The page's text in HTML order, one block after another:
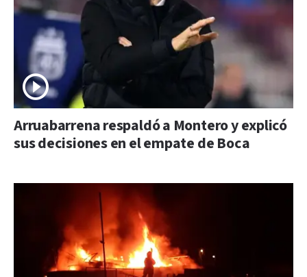
Arruabarrena respaldó a Montero y explicó
sus decisiones en el empate de Boca